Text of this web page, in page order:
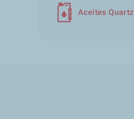
Aceites Quartz